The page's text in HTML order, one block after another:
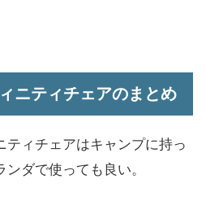
ニティチェアのまとめ
ティチェアはキャンプに持っ
ダで使っても良い。